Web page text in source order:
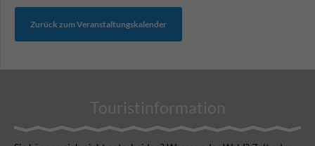
Zurück zum Veranstaltungskalender
Touristinformation